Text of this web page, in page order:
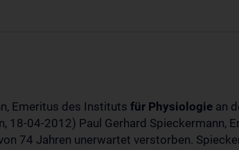
Emeritus des Instituts für Physiologie an
18-04-2012) Paul Gerhard Spieckermann,
74 Jahren unerwartet verstorben.